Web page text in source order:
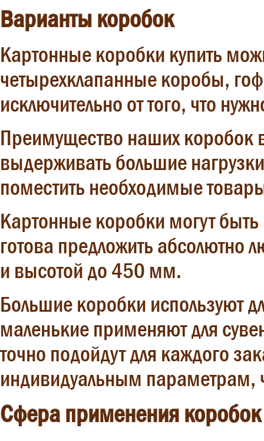
Варианты коробок
Картонные коробки купить
четырехклапанные коробы,
исключительно от того, что
Преимущество наших коробок
выдерживать большие
поместить необходимые
Картонные коробки могут
готова предложить
и высотой до 450 мм.
Большие коробки используют
маленькие применяют для
точно подойдут для каждого
индивидуальным параметрам,
Сфера применения коробок